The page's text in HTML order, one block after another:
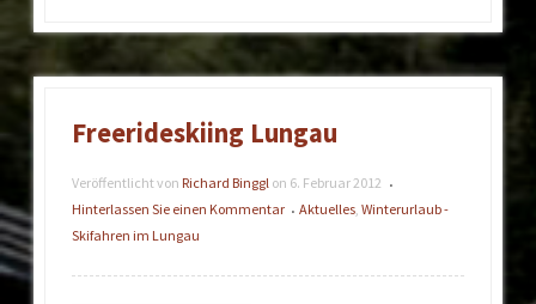
Freerideskiing Lungau
Veröffentlicht von Richard Binggl on 6. Februar 2012 •
Hinterlassen Sie einen Kommentar • Aktuelles,Winterurlaub -
Skifahren im Lungau